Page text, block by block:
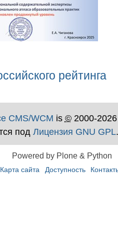
CMS/WCM is ©2000-
под Лицензия GNU GPL.
Powered by Plone & Python
Карта сайта Доступность